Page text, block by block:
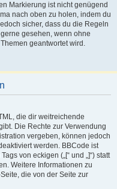
Markierung ist nicht genügend
nach oben zu holen, indem du
sicher, dass du die Regeln
gesehen, wenn ohne
geantwortet wird.
die dir weitreichende
Die Rechte zur Verwendung
vergeben, können jedoch
werden. BBCode ist
von eckigen („[“ und „]“) statt
Weitere Informationen zu
die von der Seite zur